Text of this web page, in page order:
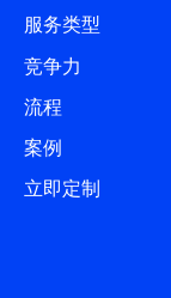
服务类型
竞争力
流程
案例
立即定制